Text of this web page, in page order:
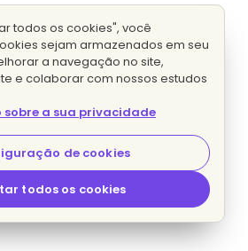
todos os cookies", você
sejam armazenados em seu
a navegação no site,
e colaborar com nossos estudos
a sua privacidade
de cookies
todos os cookies